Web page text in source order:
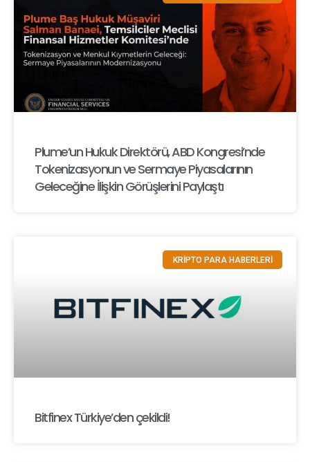
Plume’un Hukuk Direktörü, ABD Kongresi’nde
Tokenizasyonun ve Sermaye Piyasalarının
Geleceğine İlişkin Görüşlerini Paylaştı
KRİPTO PARA HABERLERİ
Bitfinex Türkiye’den çekildi!